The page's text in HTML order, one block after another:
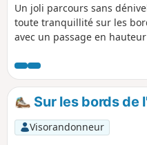
Un joli parcours sans
toute tranquillité sur les
avec un passage en
magnifique sur l'Oise. Cette
encore plus belle vue
Sur les bords de
Visorandonneur